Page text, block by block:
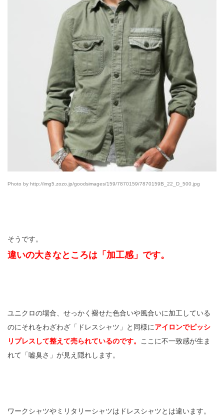
Photo by http://img5.zozo.jp/goodsimages/159/7870159/7870159B_22_D_500.jpg
そうです。
違いの大きなところは「加工感」です。
ユニクロの場合、せっかく褪せた色合いや風合いに加工している
のにそれをわざわざ「ドレスシャツ」と同様にアイロンでピッシ
リプレスして整えて売られているのです。
ここに不一致感が生ま
れて「嘘臭さ」が見え隠れします。
ワークシャツやミリタリーシャツはドレスシャツとは違います。